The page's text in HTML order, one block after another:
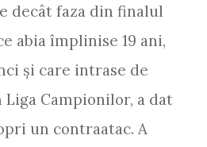
decât faza din finalul
abia împlinise 19 ani,
şi care intrase de
Campionilor, a dat
un contraatac. A